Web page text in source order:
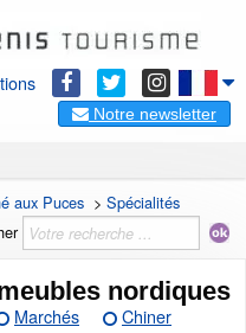
Notre newsletter
aux Puces > Spécialités
nordiques
Marchés
Chiner